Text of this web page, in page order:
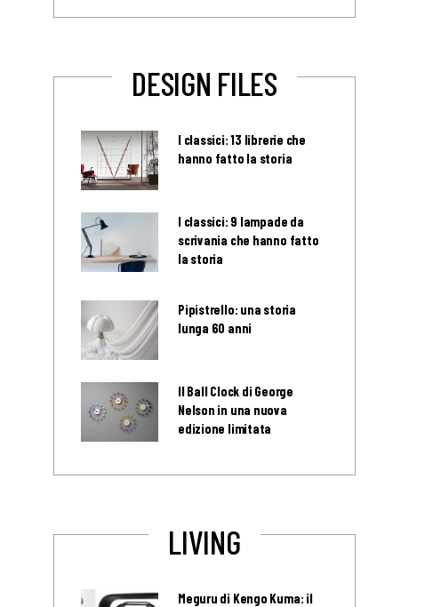
DESIGN FILES
I classici: 13 librerie che
hanno fatto la storia
I classici: 9 lampade da
scrivania che hanno fatto
la storia
Pipistrello: una storia
lunga 60 anni
Il Ball Clock di George
Nelson in una nuova
edizione limitata
LIVING
Meguru di Kengo Kuma: il